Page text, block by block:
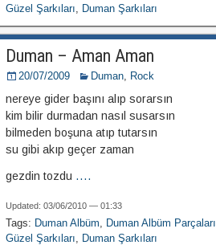
Güzel Şarkıları, Duman Şarkıları
Duman – Aman Aman
20/07/2009 Duman, Rock
nereye gider başını alıp sorarsın
kim bilir durmadan nasıl susarsın
bilmeden boşuna atıp tutarsın
su gibi akıp geçer zaman
gezdin tozdu ....
Updated: 03/06/2010 — 01:33
Tags: Duman Albüm, Duman Albüm Parçaları
Güzel Şarkıları, Duman Şarkıları